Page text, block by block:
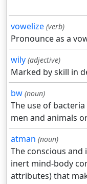
vowelize (verb)
Pronounce as a
wily (adjective)
Marked by skill in
bw (noun)
The use of
men and animals
atman (noun)
The conscious
inert mind-body
attributes) that